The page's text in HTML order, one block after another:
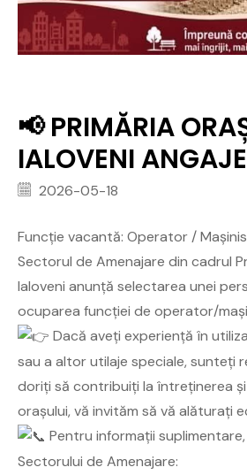
📢 PRIMĂRIA
IALOVENI
2026-05-18
Funcție vacantă: Operator /
Sectorul de Amenajare din cadrul
Ialoveni anunță selectarea unei
ocuparea funcției de operator/
Dacă aveți experiență în
sau a altor utilaje speciale, sunteți
doriți să contribuiți la întreținerea
orașului, vă invităm să vă alăturați
Pentru informații
Sectorului de Amenajare: